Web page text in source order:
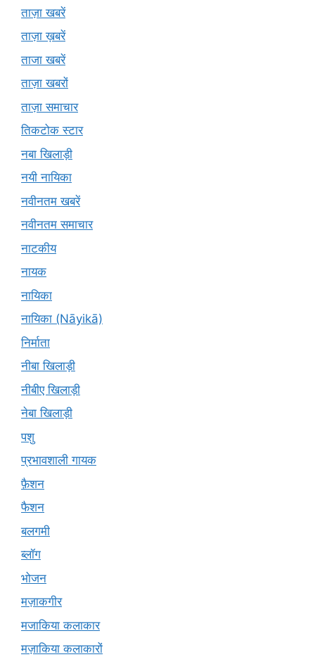
ताज़ा खबरें
ताज़ा ख़बरें
ताजा खबरें
ताज़ा खबरों
ताज़ा समाचार
तिकटोक स्टार
नबा खिलाड़ी
नयी नायिका
नवीनतम खबरें
नवीनतम समाचार
नाटकीय
नायक
नायिका
नायिका (Nāyikā)
निर्माता
नीबा खिलाड़ी
नीबीए खिलाड़ी
नेबा खिलाड़ी
पशु
प्रभावशाली गायक
फ़ैशन
फैशन
बलगमी
ब्लॉग
भोजन
मज़ाकगीर
मजाकिया कलाकार
मज़ाकिया कलाकारों